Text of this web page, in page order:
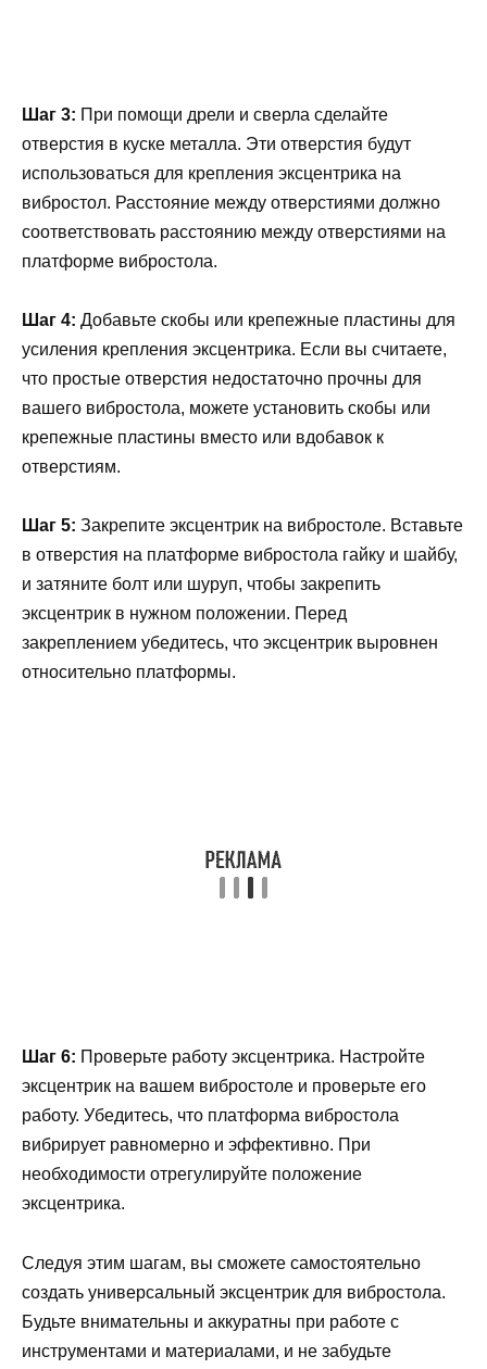
Шаг 3: При помощи дрели и сверла сделайте
отверстия в куске металла. Эти отверстия будут
использоваться для крепления эксцентрика на
вибростол. Расстояние между отверстиями должно
соответствовать расстоянию между отверстиями на
платформе вибростола.
Шаг 4: Добавьте скобы или крепежные пластины для
усиления крепления эксцентрика. Если вы считаете,
что простые отверстия недостаточно прочны для
вашего вибростола, можете установить скобы или
крепежные пластины вместо или вдобавок к
отверстиям.
Шаг 5: Закрепите эксцентрик на вибростоле. Вставьте
в отверстия на платформе вибростола гайку и шайбу,
и затяните болт или шуруп, чтобы закрепить
эксцентрик в нужном положении. Перед
закреплением убедитесь, что эксцентрик выровнен
относительно платформы.
Шаг 6: Проверьте работу эксцентрика. Настройте
эксцентрик на вашем вибростоле и проверьте его
работу. Убедитесь, что платформа вибростола
вибрирует равномерно и эффективно. При
необходимости отрегулируйте положение
эксцентрика.
Следуя этим шагам, вы сможете самостоятельно
создать универсальный эксцентрик для вибростола.
Будьте внимательны и аккуратны при работе с
инструментами и материалами, и не забудьте